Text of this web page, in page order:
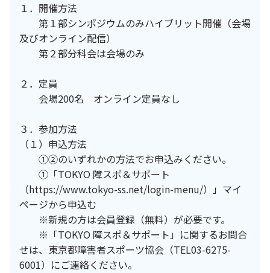
１．開催方法
第１部シンポジウムのみハイブリット開催（会場
及びオンライン配信）
第２部分科会は会場のみ
２．定員
会場200名 オンライン定員なし
３．参加方法
（１）申込方法
①②のいずれかの方法でお申込みください。
①「TOKYO 障スポ＆サポート
（https://www.tokyo-ss.net/login-menu/）」マイ
ページから申込む
※新規の方は会員登録（無料）が必要です。
※「TOKYO 障スポ＆サポート」に関するお問合
せは、東京都障害者スポーツ協会（TEL03-6275-
6001）にご連絡ください。